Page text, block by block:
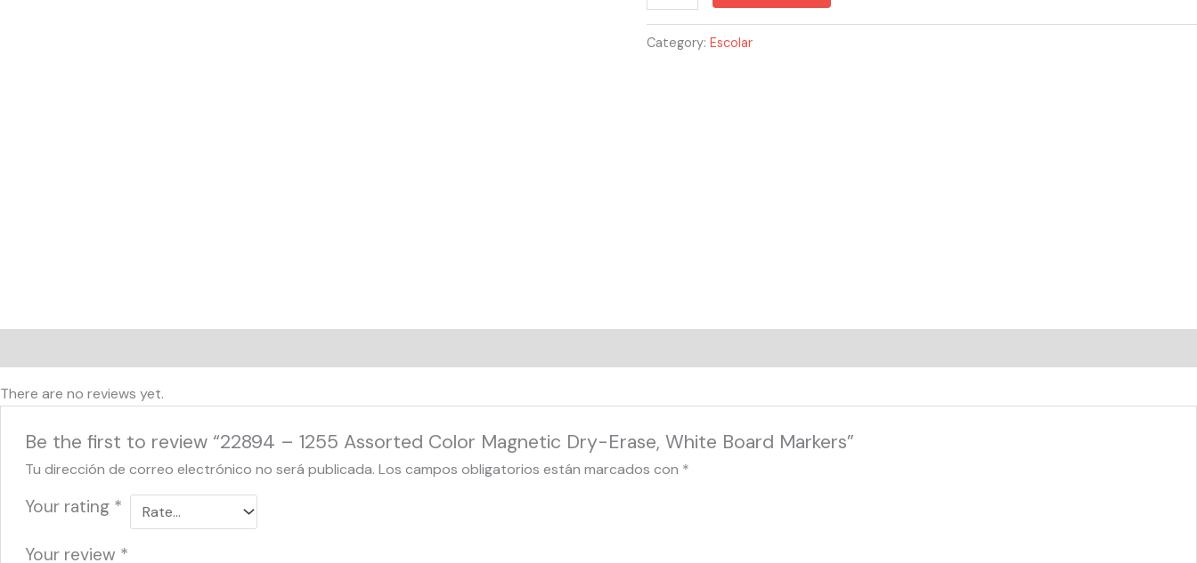
Board
quantity
Category: Escolar
There are no reviews yet.
Be the first to review “22894 – 1255 Assorted Color Magnetic Dry-Erase, White Board Markers”
Tu dirección de correo electrónico no será publicada. Los campos obligatorios están marcados con *
Your rating *
Your review *